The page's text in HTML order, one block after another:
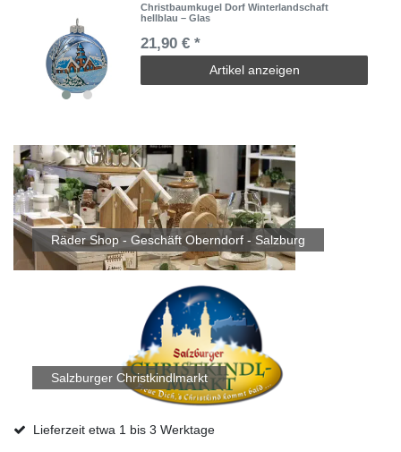
Christbaumkugel Dorf Winterlandschaft
hellblau – Glas
21,90 € *
Artikel anzeigen
Räder Shop - Geschäft Oberndorf - Salzburg
Salzburger Christkindlmarkt
Lieferzeit etwa 1 bis 3 Werktage